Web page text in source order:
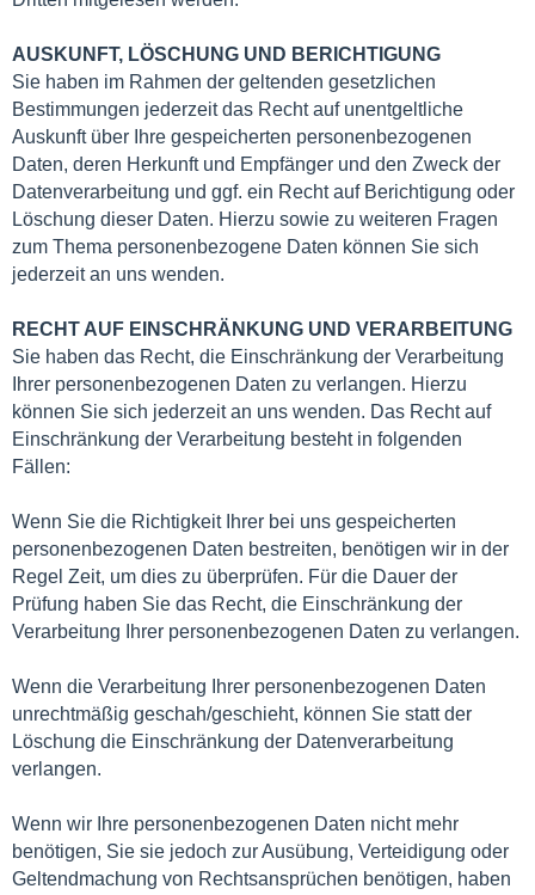
AUSKUNFT, LÖSCHUNG UND BERICHTIGUNG
Sie haben im Rahmen der geltenden gesetzlichen
Bestimmungen jederzeit das Recht auf unentgeltliche
Auskunft über Ihre gespeicherten personenbezogenen
Daten, deren Herkunft und Empfänger und den Zweck der
Datenverarbeitung und ggf. ein Recht auf Berichtigung oder
Löschung dieser Daten. Hierzu sowie zu weiteren Fragen
zum Thema personenbezogene Daten können Sie sich
jederzeit an uns wenden.
RECHT AUF EINSCHRÄNKUNG UND VERARBEITUNG
Sie haben das Recht, die Einschränkung der Verarbeitung
Ihrer personenbezogenen Daten zu verlangen. Hierzu
können Sie sich jederzeit an uns wenden. Das Recht auf
Einschränkung der Verarbeitung besteht in folgenden
Fällen:
Wenn Sie die Richtigkeit Ihrer bei uns gespeicherten
personenbezogenen Daten bestreiten, benötigen wir in der
Regel Zeit, um dies zu überprüfen. Für die Dauer der
Prüfung haben Sie das Recht, die Einschränkung der
Verarbeitung Ihrer personenbezogenen Daten zu verlangen.
Wenn die Verarbeitung Ihrer personenbezogenen Daten
unrechtmäßig geschah/geschieht, können Sie statt der
Löschung die Einschränkung der Datenverarbeitung
verlangen.
Wenn wir Ihre personenbezogenen Daten nicht mehr
benötigen, Sie sie jedoch zur Ausübung, Verteidigung oder
Geltendmachung von Rechtsansprüchen benötigen, haben